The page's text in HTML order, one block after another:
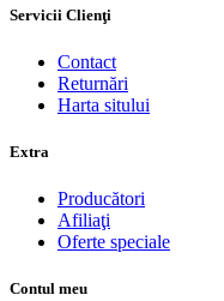
Servicii Clienţi
Contact
Returnări
Harta sitului
Extra
Producători
Afiliaţi
Oferte speciale
Contul meu